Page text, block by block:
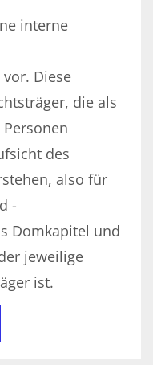
interne
Diese
die als
des
also für
-
Domkapitel und
jeweilige
ist.